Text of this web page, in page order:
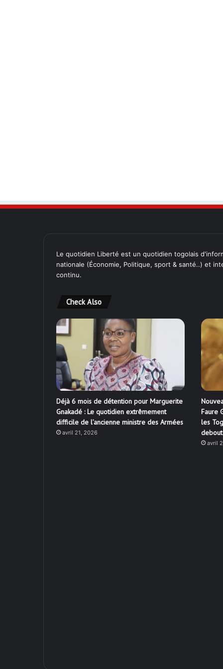
Le quotidien Liberté est un quotidien togolais
nationale (Économie, Politique, sport & santé..) et
continu.
Check Also
Déjà 6 mois de détention pour Marguerite
Gnakadé : Le quotidien extrêmement
difficile de l’ancienne ministre des Armées
avril 21, 2026
Faure
les
debout
avril